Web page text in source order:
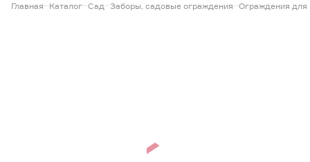
Главная Каталог Сад Заборы, садовые ограждения Ограждения для